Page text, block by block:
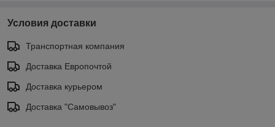
Условия доставки
Транспортная компания
Доставка Европочтой
Доставка курьером
Доставка "Самовывоз"